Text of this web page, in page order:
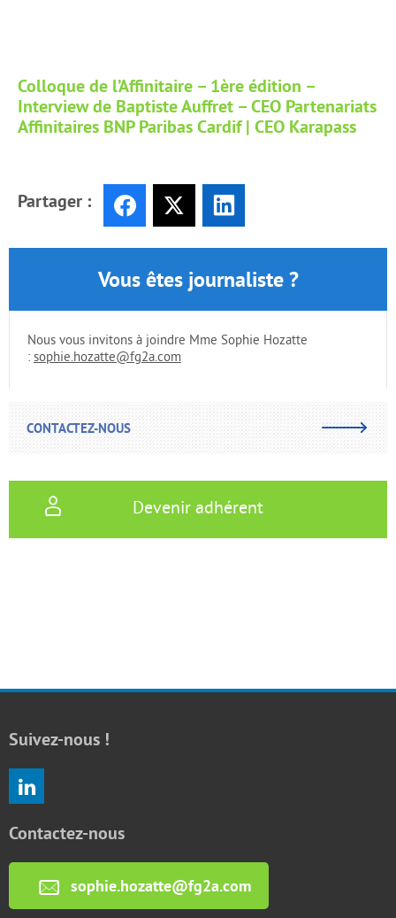
Colloque de l’Affinitaire – 1ère édition –
Interview de Baptiste Auffret – CEO Partenariats
Affinitaires BNP Paribas Cardif | CEO Karapass
Partager : Facebook
Vous êtes journaliste ?
Nous vous invitons à joindre Mme Sophie Hozatte
: sophie.hozatte@fg2a.com
CONTACTEZ-NOUS
Devenir adhérent
Suivez-nous !
Contactez-nous
sophie.hozatte@fg2a.com